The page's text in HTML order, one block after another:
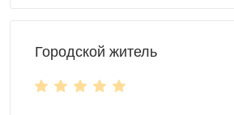
Городской житель